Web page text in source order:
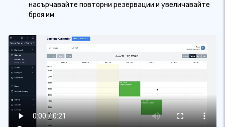
насърчавайте повторни резервации и увеличавайте
броя им